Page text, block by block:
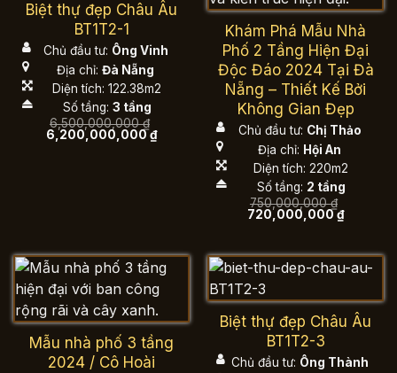
Biệt thự đẹp Châu Âu
BT1T2-1
Chủ đầu tư: Ông Vinh
Địa chỉ: Đà Nẵng
Diện tích: 122.38m2
Số tầng: 3 tầng
6,500,000,000₫
Giá
gốc
6,200,000,000₫Giá
hiện
6,200,000,000 ₫.
Khám Phá Mẫu Nhà
Phố 2 Tầng Hiện Đại
Độc Đáo 2024 Tại Đà
Nẵng – Thiết Kế Bởi
Không Gian Đẹp
Chủ đầu tư: Chị Thảo
Địa chỉ: Hội An
Diện tích: 220m2
Số tầng: 2 tầng
750,000,000₫
Giá
720,000,000₫Giá
hiện
Mẫu nhà phố 3 tầng
2024 / Cô Hoài
Biệt thự đẹp Châu Âu
BT1T2-3
Chủ đầu tư: Ông Thành